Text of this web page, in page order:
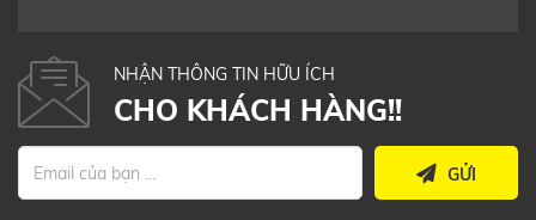
NHẬN THÔNG TIN HỮU ÍCH
CHO KHÁCH HÀNG!!
GỬI